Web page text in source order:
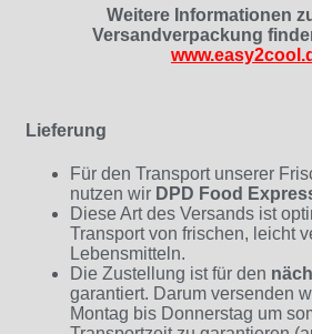
Weitere Informationen
Versandverpackung
Lieferung
Für den Transport unserer
nutzen wir DPD Food
Diese Art des Versands ist
Transport von frischen, leicht
Lebensmitteln.
Die Zustellung ist für den
garantiert. Darum versenden
Montag bis Donnerstag um